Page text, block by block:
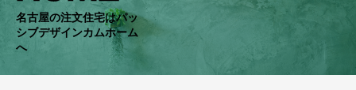
名古屋の注文住宅はパッ
シブデザインカムホーム
へ
CONCEPT